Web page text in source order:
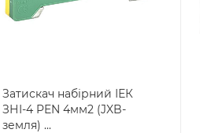
Затискач набірний ІЕК
ЗНІ-4 PEN 4мм2 (JXB-
земля) ...